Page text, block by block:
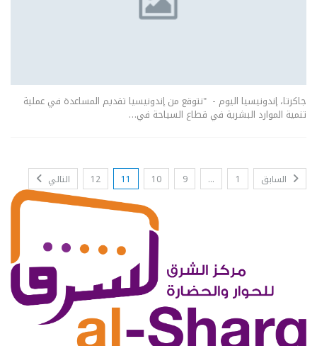
جاكرتا، إندونيسيا اليوم - "نتوقع من إندونيسيا تقديم المساعدة في عملية
تنمية الموارد البشرية في قطاع السياحة في…
السابق 1
…
9
10
11
12 التالي